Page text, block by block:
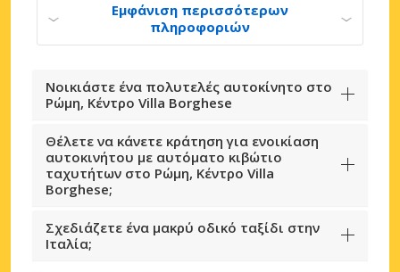
Εμφάνιση περισσότερων
πληροφοριών
Νοικιάστε ένα πολυτελές αυτοκίνητο στο
Ρώμη, Κέντρο Villa Borghese
Θέλετε να κάνετε κράτηση για ενοικίαση
αυτοκινήτου με αυτόματο κιβώτιο
ταχυτήτων στο Ρώμη, Κέντρο Villa
Borghese;
Σχεδιάζετε ένα μακρύ οδικό ταξίδι στην
Ιταλία;